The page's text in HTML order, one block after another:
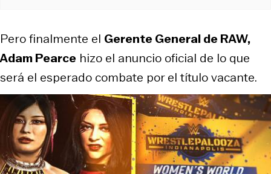
Pero finalmente el Gerente General de RAW,
Adam Pearce hizo el anuncio oficial de lo que
será el esperado combate por el título vacante.